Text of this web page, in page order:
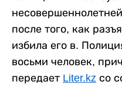
после того, как
избила его в.
восьми человек,
передает Liter.kz со